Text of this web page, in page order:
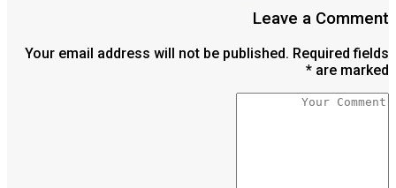
Leave a Comment
Your email address will not be published. Required fields
are marked *